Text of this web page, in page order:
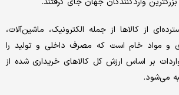
از کالاها از جمله الکترونیک، ماشین‌آلات،
و مواد خام است که مصرف داخلی و تولید را
بر اساس ارزش کل کالاهای خریداری شده از
می‌شود.